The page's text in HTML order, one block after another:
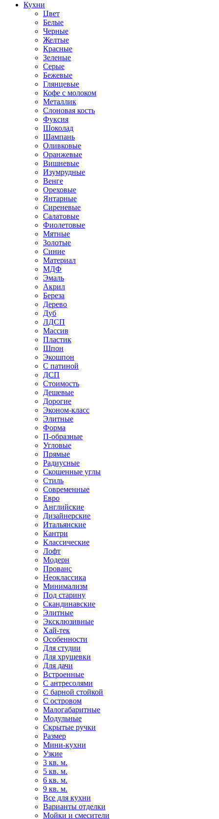
Кухни
Цвет
Белые
Черные
Желтые
Красные
Зеленые
Серые
Бежевые
Глянцевые
Кофе с молоком
Металлик
Слоновая кость
Фуксия
Шоколад
Шампань
Оливковые
Оранжевые
Вишневые
Изумрудные
Венге
Ореховые
Янтарные
Сиреневые
Салатовые
Фиолетовые
Мятные
Золотые
Синие
Материал
МДФ
Эмаль
Акрил
Береза
Дерево
Дуб
ЛДСП
Массив
Пластик
Шпон
Экошпон
С патиной
ДСП
Стоимость
Дешевые
Дорогие
Эконом-класс
Элитные
Форма
П-образные
Угловые
Прямые
Радиусные
Скошенные углы
Стиль
Современные
Евро
Английские
Дизайнерские
Итальянские
Кантри
Классические
Лофт
Модерн
Прованс
Неоклассика
Минимализм
Под старину
Скандинавские
Элитные
Эксклюзивные
Хай-тек
Особенности
Для студии
Для хрущевки
Для дачи
Встроенные
С антресолями
С барной стойкой
С островом
Малогабаритные
Модульные
Скрытые ручки
Размер
Мини-кухни
Узкие
3 кв. м.
5 кв. м.
6 кв. м.
9 кв. м.
Все для кухни
Варианты отделки
Мойки и смесители